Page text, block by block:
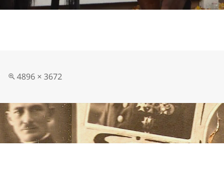
Pełny
4896 × 3672